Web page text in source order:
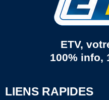
ETV,
100% info,
LIENS RAPIDES